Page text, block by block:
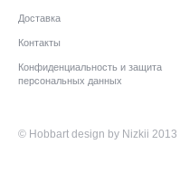
Доставка
Контакты
Конфиденциальность и защита
персональных данных
© Hobbart design by Nizkii 2013